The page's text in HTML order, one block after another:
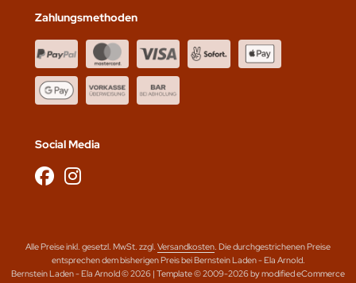
Zahlungsmethoden
Social Media
Alle Preise inkl. gesetzl. MwSt. zzgl. Versandkosten. Die durchgestrichenen Preise
entsprechen dem bisherigen Preis bei Bernstein Laden - Ela Arnold.
Bernstein Laden - Ela Arnold © 2026 | Template © 2009-2026 by modified eCommerce